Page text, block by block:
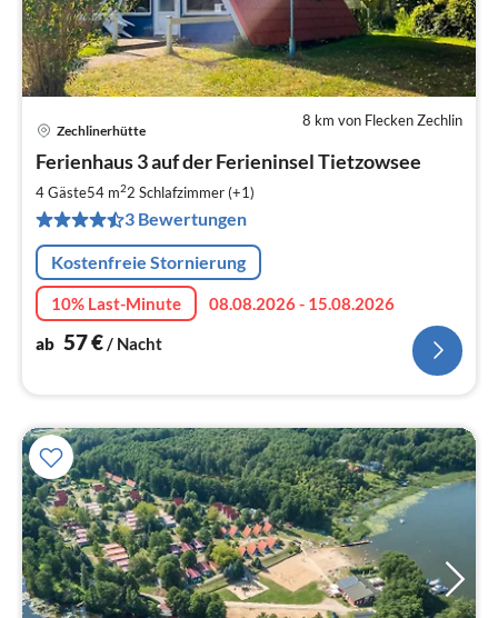
8 km von Flecken Zechlin
Zechlinerhütte
Ferienhaus 3 auf der Ferieninsel Tietzowsee
4 Gäste54 m22 Schlafzimmer (+1)
3 Bewertungen
Kostenfreie Stornierung
10% Last-Minute
08.08.2026 - 15.08.2026
ab 57€ / Nacht